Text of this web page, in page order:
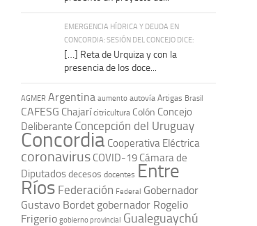
EMERGENCIA HÍDRICA Y DEUDA EN
CONCORDIA: SESIÓN DEL CONCEJO DICE:
[…] Reta de Urquiza y con la
presencia de los doce...
AGMER Argentina aumento autovía Artigas Brasil
CAFESG Chajarí citricultura Colón Concejo
Deliberante Concepción del Uruguay
Concordia Cooperativa Eléctrica
coronavirus COVID-19 Cámara de
Diputadosdecesos docentes Entre
Ríos Federación Federal Gobernador
Gustavo Bordet gobernador Rogelio
Frigerio gobierno provincial Gualeguaychú